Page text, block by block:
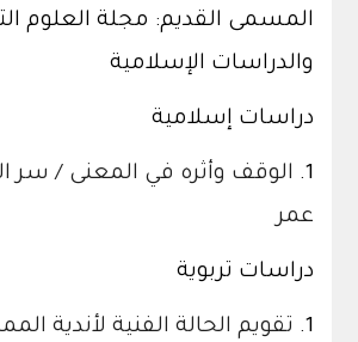
المسمى القديم: مجلة العلوم
والدراسات الإسلامية
دراسات إسلامية
1. الوقف وأثره في المعنى / سر
عمر
دراسات تربوية
1. تقويم الحالة الفنية لأندية